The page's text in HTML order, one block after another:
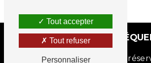
RECHERCHES
Vistalid- 2026 - Tous droits
Tout accepter
Tout refuser
Personnaliser